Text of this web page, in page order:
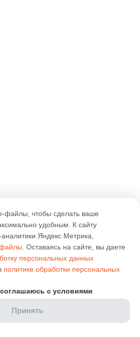
файлы, чтобы сделать ваше
удобным. К cайту
Яндекс.Метрика,
. Оставаясь на сайте, вы даете
персональных данных
политике обработки персональных
с условиями
Принять